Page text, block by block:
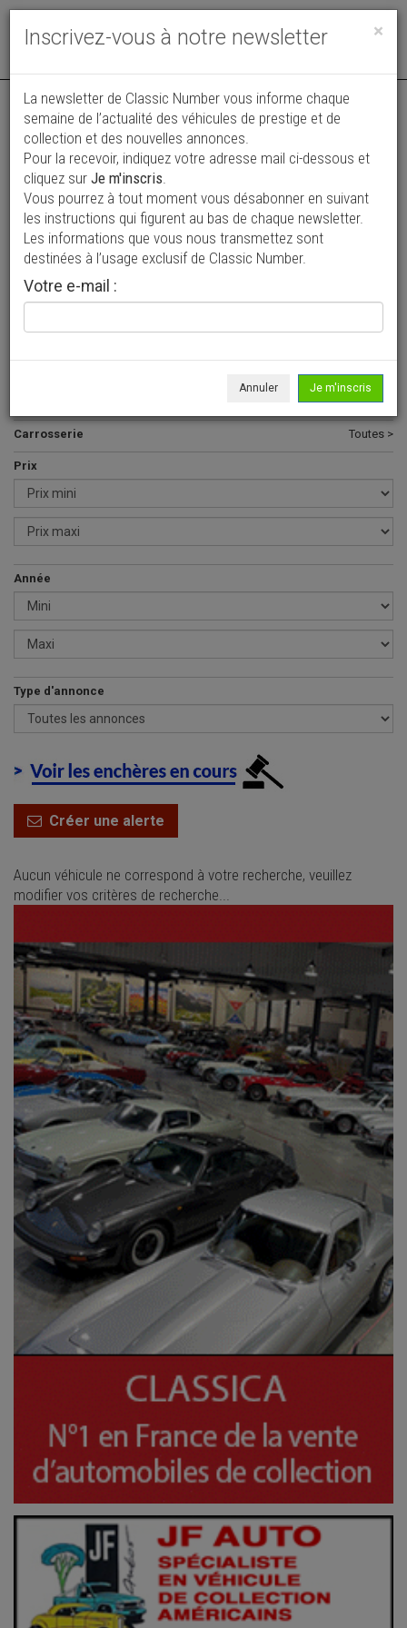
Toggle
Vos annonces vues par
plus de 4 millions de collectionneurs
Ajouter une annonce
> Rechercher un véhicule
C 5 >
Carrosserie Toutes >
Prix
Année
Type d'annonce
Créer une alerte
Aucun véhicule ne correspond à votre recherche, veuillez
modifier vos critères de recherche...
×
Inscrivez-vous à notre newsletter
La newsletter de Classic Number vous informe chaque
semaine de l’actualité des véhicules de prestige et de
collection et des nouvelles annonces.
Pour la recevoir, indiquez votre adresse mail ci-dessous et
cliquez sur Je m'inscris.
Vous pourrez à tout moment vous désabonner en suivant
les instructions qui figurent au bas de chaque newsletter.
Les informations que vous nous transmettez sont
destinées à l’usage exclusif de Classic Number.
Votre e-mail :
Annuler Je m'inscris